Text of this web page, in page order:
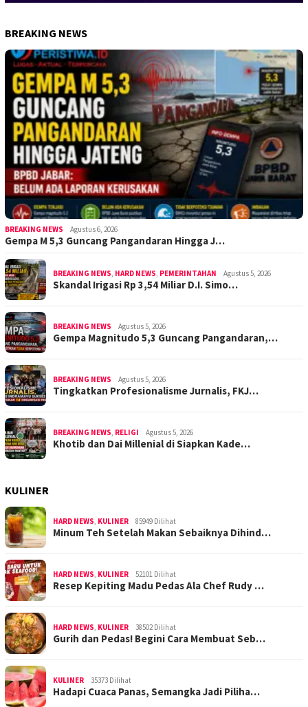
BREAKING NEWS
BREAKING NEWS Agustus 6, 2026
Gempa M 5,3 Guncang Pangandaran Hingga J…
BREAKING NEWS HARD NEWS PEMERINTAHAN Agustus 5, 2026
Skandal Irigasi Rp 3,54 Miliar D.I. Simo…
BREAKING NEWS Agustus 5, 2026
Gempa Magnitudo 5,3 Guncang Pangandaran,…
BREAKING NEWS Agustus 5, 2026
Tingkatkan Profesionalisme Jurnalis, FKJ…
BREAKING NEWS RELIGI Agustus 5, 2026
Khotib dan Dai Millenial di Siapkan Kade…
KULINER
HARD NEWS KULINER 85949 Dilihat
Minum Teh Setelah Makan Sebaiknya Dihind…
HARD NEWS KULINER 52101 Dilihat
Resep Kepiting Madu Pedas Ala Chef Rudy …
HARD NEWS KULINER 38502 Dilihat
Gurih dan Pedas! Begini Cara Membuat Seb…
KULINER 35373 Dilihat
Hadapi Cuaca Panas, Semangka Jadi Piliha…